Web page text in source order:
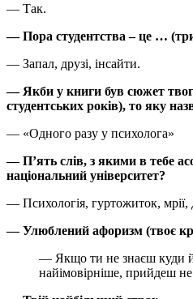
— Так.
— Пора студентства – це … (три
— Запал, друзі, інсайти.
— Якби у книги був сюжет
студентських років), то яку
— «Одного разу у психолога»
— П’ять слів, з якими в тебе
національний університет?
— Психологія, гуртожиток, мрії,
— Улюблений афоризм (твоє
— Якщо ти не знаєш куди
найімовірніше, прийдеш не